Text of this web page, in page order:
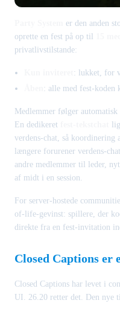
er den anden
oprette en fest på op til
privatlivstilstande:
: lukket, for
: alle med fest-koden
Medlemmer følger automatisk
En dedikeret
verdens-chat, så koordinering
længere forurener verdens-
andre medlemmer til leder,
af midt i en session.
For server-hostede
of-life-gevinst: spillere, der
direkte fra en fest-invitation
Closed Captions er
Closed Captions har levet i
UI. 26.20 retter det. Den nye